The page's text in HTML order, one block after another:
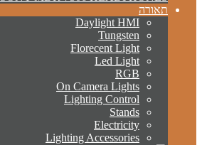
תאורה
Daylight HMI
Tungsten
Florecent Light
Led Light
RGB
On Camera Lights
Lighting Control
Stands
Electricity
Lighting Accessories